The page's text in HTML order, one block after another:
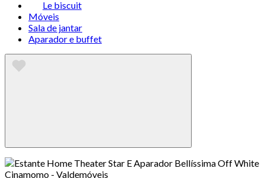
Le biscuit
Móveis
Sala de jantar
Aparador e buffet